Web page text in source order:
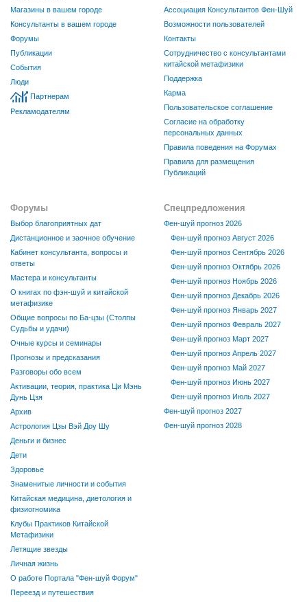
Магазины в вашем городе
Консультанты в вашем городе
Форумы
Публикации
События
Люди
Партнерам
Рекламодателям
Ассоциация Консультантов Фен-Шуй
Возможности пользователей
Контакты
Сотрудничество с консультантами
китайской метафизики
Поддержка
Карма
Пользовательское соглашение
Согласие на обработку
персональных данных
Правила поведения на Форумах
Правила для размещения
Публикаций
Форумы
Выбор благоприятных дат
Дистанционное и заочное обучение
Кабинет консультанта, вопросы и
ответы
Мастера и консультанты
О книгах по фэн-шуй и китайской
метафизике
Общие вопросы по Ба-цзы (Столпы
Судьбы и удачи)
Очные курсы и семинары
Прогнозы и предсказания
Разговоры обо всем
Активации, теория, практика Ци Мэнь
Дунь Цзя
Архив
Астрология Цзы Вэй Доу Шу
Деньги и бизнес
Дети
Здоровье
Знаменитые личности и события
Китайская медицина, диетология и
физиогномика
Клубы Практиков Китайской
Метафизики
Летящие звезды
Личная жизнь
О работе Портала "Фен-шуй Форум"
Переезд и путешествия
Спецпредложения
Фен-шуй прогноз 2026
Фен-шуй прогноз Август 2026
Фен-шуй прогноз Сентябрь 2026
Фен-шуй прогноз Октябрь 2026
Фен-шуй прогноз Ноябрь 2026
Фен-шуй прогноз Декабрь 2026
Фен-шуй прогноз Январь 2027
Фен-шуй прогноз Февраль 2027
Фен-шуй прогноз Март 2027
Фен-шуй прогноз Апрель 2027
Фен-шуй прогноз Май 2027
Фен-шуй прогноз Июнь 2027
Фен-шуй прогноз Июль 2027
Фен-шуй прогноз 2027
Фен-шуй прогноз 2028